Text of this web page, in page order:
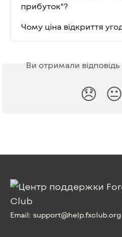
прибуток"?
Чому ціна відкриття
Ви отримали
😞 😐
Email: support@help.fxclub.org